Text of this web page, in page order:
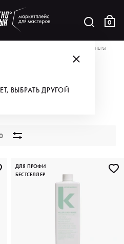
0
ВЫБРАТЬ ДРУГОЙ
КОНДИЦИОНЕРЫ
ДЛЯ ПРОФИ
БЕСТСЕЛЛЕР